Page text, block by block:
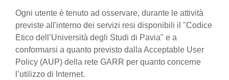
Ogni utente è tenuto ad osservare, durante le attività
previste all'interno dei servizi resi disponibili il "Codice
Etico dell’Università degli Studi di Pavia" e a
conformarsi a quanto previsto dalla Acceptable User
Policy (AUP) della rete GARR per quanto concerne
l’utilizzo di Internet.